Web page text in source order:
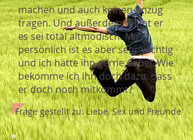
machen und auch keinen Anzug
tragen. Und außerdem meint er
es sei total altmodisch. Mir
persönlich ist es aber sehr wichtig
und ich hätte ihn gerne dabei. Wie
bekomme ich ihn doch dazu, dass
er doch noch mitkommt?
Frage gestellt zu: Liebe, Sex und Freunde